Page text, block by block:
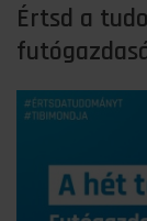
Értsd a